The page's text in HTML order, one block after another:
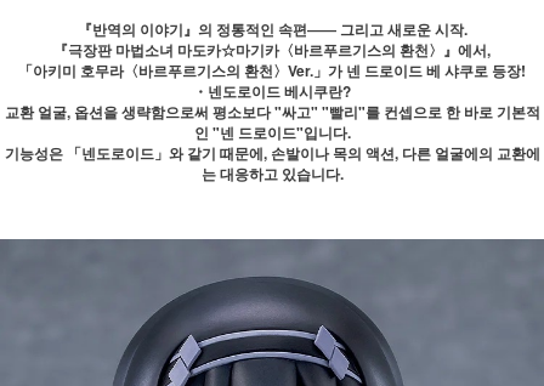
『반역의 이야기』의 정통적인 속편―― 그리고 새로운 시작.
『극장판 마법소녀 마도카☆마기카〈바르푸르기스의 환천〉』에서,
「아키미 호무라〈바르푸르기스의 환천〉Ver.」가 넨 드로이드 베 샤쿠로 등장!
・넨도로이드 베시쿠란?
교환 얼굴, 옵션을 생략함으로써 평소보다 "싸고" "빨리"를 컨셉으로 한 바로 기본적
인 "넨 드로이드"입니다.
기능성은 「넨도로이드」와 같기 때문에, 손발이나 목의 액션, 다른 얼굴에의 교환에
는 대응하고 있습니다.